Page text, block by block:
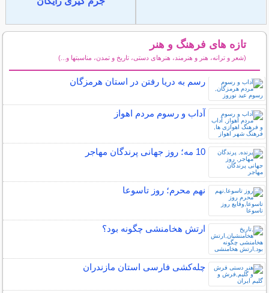
تازه های فرهنگ و هنر
(شعر و ترانه، هنر و هنرمند، هنرهای دستی، تاریخ و تمدن، مناسبتها و...)
رسم به دریا رفتن در استان هرمزگان
آداب و رسوم مردم اهواز
10 مه؛ روز جهانی پرندگان مهاجر
نهم محرم؛ روز تاسوعا
ارتش هخامنشی چگونه بود؟
چله‌كشی فارسی استان مازندران